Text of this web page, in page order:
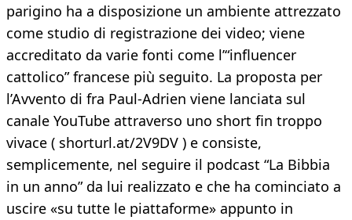
parigino ha a disposizione un ambiente attrezzato
come studio di registrazione dei video; viene
accreditato da varie fonti come l’“influencer
cattolico” francese più seguito. La proposta per
l’Avvento di fra Paul-Adrien viene lanciata sul
canale YouTube attraverso uno short fin troppo
vivace ( shorturl.at/2V9DV ) e consiste,
semplicemente, nel seguire il podcast “La Bibbia
in un anno” da lui realizzato e che ha cominciato a
uscire «su tutte le piattaforme» appunto in